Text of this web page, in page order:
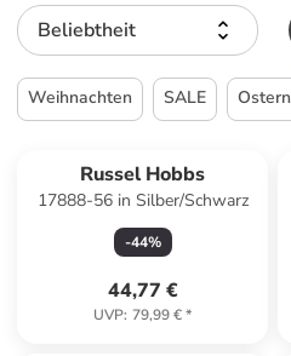
Beliebtheit
Weihnachten SALE Ostern
Russel Hobbs
17888-56 in Silber/Schwarz
-44%
44,77 €
UVP: 79,99 €*